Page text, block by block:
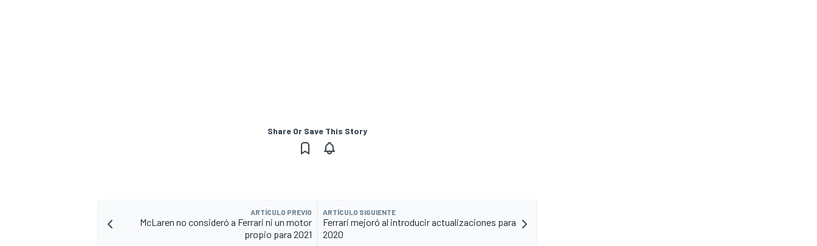
Share Or Save This Story
ARTÍCULO PREVIO
McLaren no consideró a Ferrari ni un motor
propio para 2021
ARTÍCULO SIGUIENTE
Ferrari mejoró al introducir actualizaciones para
2020